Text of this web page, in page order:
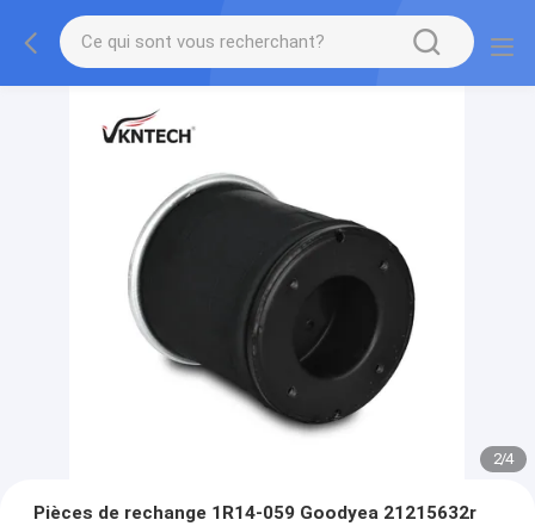
2/4
Pièces de rechange 1R14-059 Goodyea 21215632r